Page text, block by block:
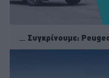
Συγκρίνουμε: